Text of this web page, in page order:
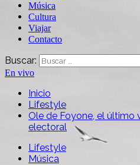
Música
Cultura
Viajar
Contacto
Buscar:
En vivo
Inicio
Lifestyle
Ole de Foyone, el último
electoral
Lifestyle
Música